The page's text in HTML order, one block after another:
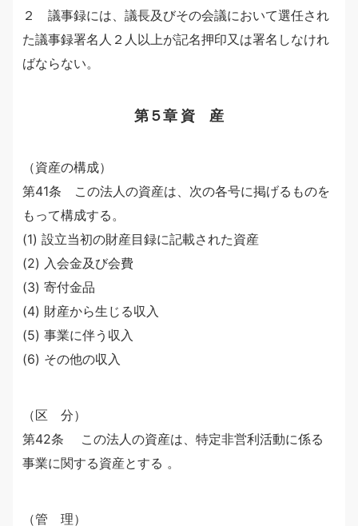
２ 議事録には、議長及びその会議において選任され
た議事録署名人２人以上が記名押印又は署名しなけれ
ばならない。
第５章 資 産
（資産の構成）
第41条 この法人の資産は、次の各号に掲げるものを
もって構成する。
(1) 設立当初の財産目録に記載された資産
(2) 入会金及び会費
(3) 寄付金品
(4) 財産から生じる収入
(5) 事業に伴う収入
(6) その他の収入
（区 分）
第42条 この法人の資産は、特定非営利活動に係る
事業に関する資産とする 。
（管 理）